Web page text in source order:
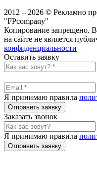
2012 – 2026 © Рекламно
"FPcompany"
Копирование запрещено.
на сайте не является
конфиденциальности
Оставить заявку
Я принимаю правила
Отправить заявку
Заказать звонок
Я принимаю правила
Отправить заявку